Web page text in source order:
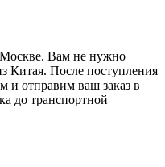
Москве. Вам не нужно
Китая. После поступления
и отправим ваш заказ в
до транспортной